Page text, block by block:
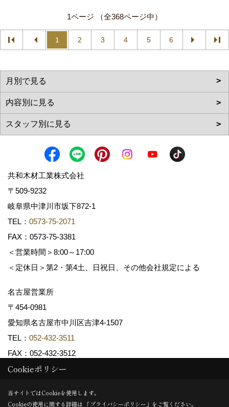
1ページ （全368ページ中）
1 2 3 4 5 6
共和木材工業株式会社
〒509-9232
岐阜県中津川市坂下872‐1
TEL： 0573-75-2071
FAX：0573-75-3381
＜営業時間＞8:00～17:00
＜定休日＞第2・第4土、日祝日、その他会社規定による
名古屋営業所
〒454-0981
愛知県名古屋市中川区吉津4-1507
TEL： 052-432-3511
FAX：052-432-3512
Copyright (c) 共和木材工業株式会社. All Rights Reserved.
Produced byゴデスクリエイト
Cookieポリシー
当サイトではCookieを使用します。
Cookieの使用に関する詳細は 「プライバシーポリシー 」をご覧ください。